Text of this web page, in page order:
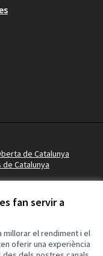
fan servir a
el rendiment i el
oferir una experiència
de Catalunya
de Catalunya